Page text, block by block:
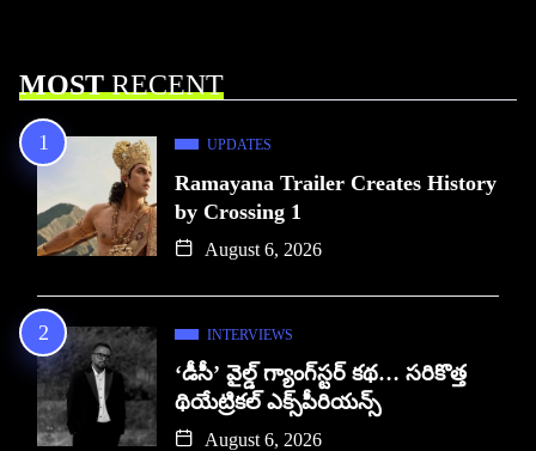
MOSTRECENT
UPDATES
Ramayana Trailer Creates History
by Crossing 1
August 6, 2026
INTERVIEWS
‘డీసీ’ వైల్డ్ గ్యాంగ్‌స్టర్ కథ… సరికొత్త
థియేట్రికల్ ఎక్స్‌పీరియన్స్
August 6, 2026